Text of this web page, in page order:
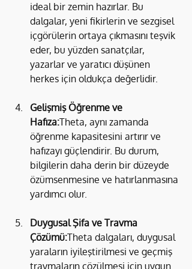
ideal bir zemin hazırlar. Bu
dalgalar, yeni fikirlerin ve sezgisel
içgörülerin ortaya çıkmasını teşvik
eder, bu yüzden sanatçılar,
yazarlar ve yaratıcı düşünen
herkes için oldukça değerlidir.
Gelişmiş Öğrenme ve
Hafıza:Theta, aynı zamanda
öğrenme kapasitesini artırır ve
hafızayı güçlendirir. Bu durum,
bilgilerin daha derin bir düzeyde
özümsenmesine ve hatırlanmasına
yardımcı olur.
Duygusal Şifa ve Travma
Çözümü:Theta dalgaları, duygusal
yaraların iyileştirilmesi ve geçmiş
travmaların çözülmesi için uygun